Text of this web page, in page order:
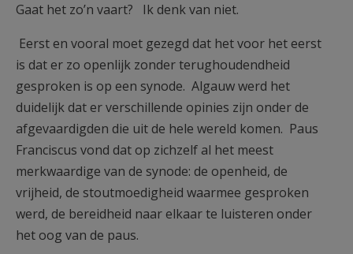
Gaat het zo’n vaart? Ik denk van niet.
Eerst en vooral moet gezegd dat het voor het eerst
is dat er zo openlijk zonder terughoudendheid
gesproken is op een synode. Algauw werd het
duidelijk dat er verschillende opinies zijn onder de
afgevaardigden die uit de hele wereld komen. Paus
Franciscus vond dat op zichzelf al het meest
merkwaardige van de synode: de openheid, de
vrijheid, de stoutmoedigheid waarmee gesproken
werd, de bereidheid naar elkaar te luisteren onder
het oog van de paus.